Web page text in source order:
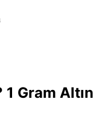
1 Gram Altın